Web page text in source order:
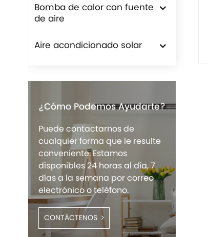
Bomba de calor con fuente
de aire
Aire acondicionado solar
¿Cómo Podemos Ayudarte?
Puede contactarnos de
cualquier forma que le resulte
conveniente. Estamos
disponibles 24 horas al día, 7
días a la semana por correo
electrónico o teléfono.
CONTÁCTENOS